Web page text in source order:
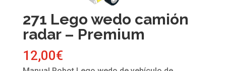
271 Lego wedo camión
radar – Premium
12,00€